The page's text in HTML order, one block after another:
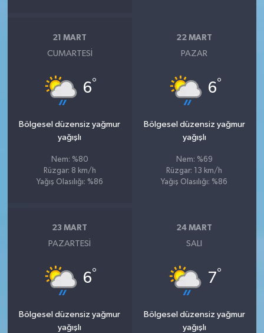
21 MART
CUMARTESI
6°
Bölgesel düzensiz yağmur
yağışlı
Nem: %80
Rüzgar: 8 km/h
Yağış Olasılığı: %86
22 MART
PAZAR
6°
Bölgesel düzensiz yağmur
yağışlı
Nem: %69
Rüzgar: 13 km/h
Yağış Olasılığı: %86
23 MART
PAZARTESI
6°
Bölgesel düzensiz yağmur
yağışlı
24 MART
SALI
7°
Bölgesel düzensiz yağmur
yağışlı